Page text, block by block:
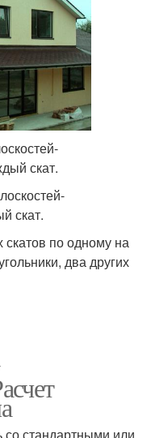
скат.
скат.
по одному на
два других